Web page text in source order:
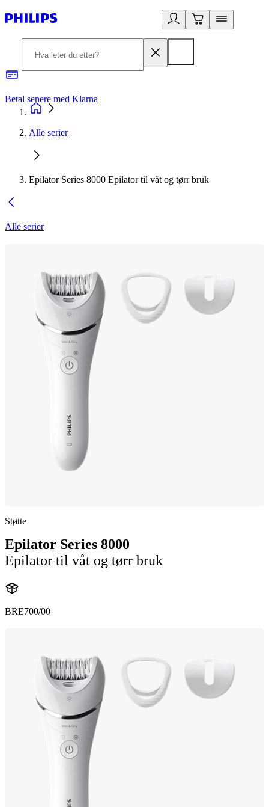
Betal senere med Klarna
Alle serier
Epilator Series 8000 Epilator til våt og tørr bruk
Alle serier
Støtte
Epilator Series 8000
Epilator til våt og tørr bruk
BRE700/00